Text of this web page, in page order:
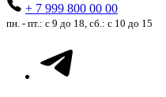
+ 7 999 800 00 00
пн. - пт.: с 9 до 18, сб.: с 10 до 15